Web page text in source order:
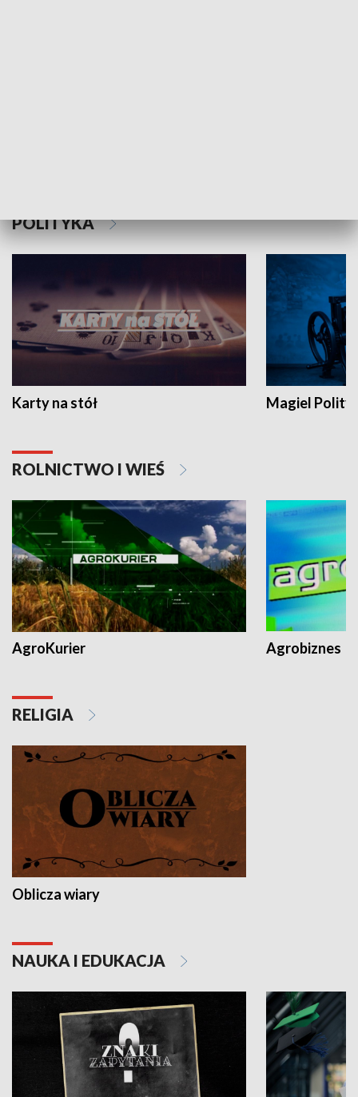
POLITYKA
Karty na stół Magiel
ROLNICTWO I WIEŚ
AgroKurier Agrobiznes
RELIGIA
Oblicza wiary
NAUKA I EDUKACJA